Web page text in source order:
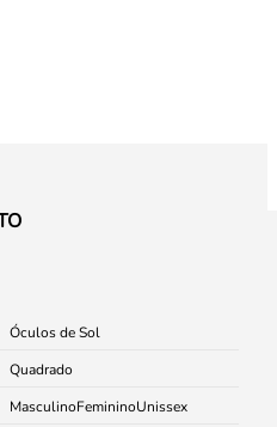
Óculos de Sol
Quadrado
MasculinoFemininoUnissex